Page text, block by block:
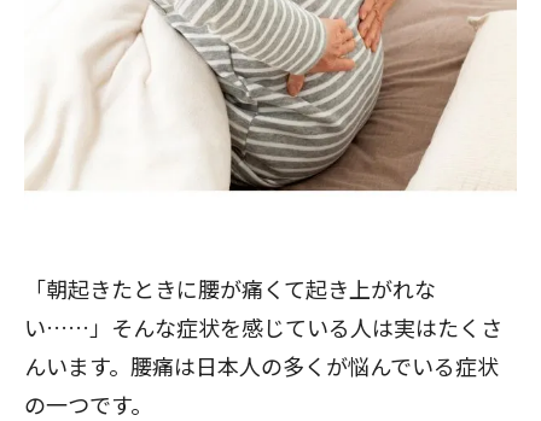
「朝起きたときに腰が痛くて起き上がれな
い……」そんな症状を感じている人は実はたくさ
んいます。腰痛は日本人の多くが悩んでいる症状
の一つです。